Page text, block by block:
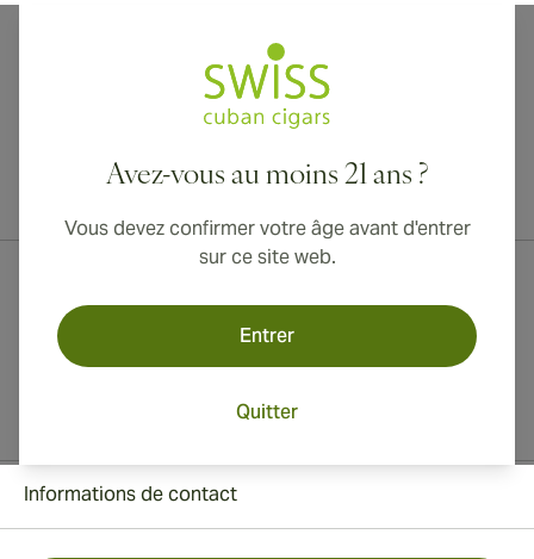
Avez-vous au moins 21 ans ?
Vous devez confirmer votre âge avant d'entrer
sur ce site web.
Entrer
Quitter
Livraison internationale disponible vers le Canada, le Royaume-Uni
Informations de contact